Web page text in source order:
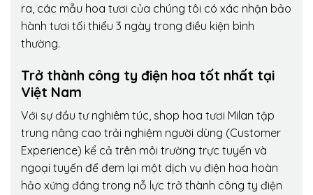
ra, các mẫu hoa tươi của chúng tôi có xác nhận bảo
hành tươi tối thiểu 3 ngày trong điều kiện bình
thường.
Trở thành công ty điện hoa tốt nhất tại
Việt Nam
Với sự đầu tư nghiêm túc, shop hoa tươi Milan tập
trung nâng cao trải nghiệm người dùng (Customer
Experience) kể cả trên môi trường trực tuyến và
ngoại tuyến để đem lại một dịch vụ điện hoa hoàn
hảo xứng đáng trong nỗ lực trở thành công ty điện